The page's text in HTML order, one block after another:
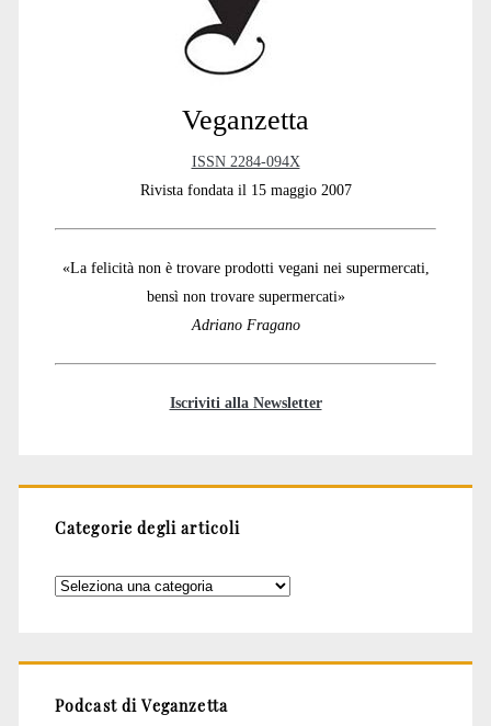
Veganzetta
ISSN 2284-094X
Rivista fondata il 15 maggio 2007
«La felicità non è trovare prodotti vegani nei supermercati,
bensì non trovare supermercati»
Adriano Fragano
Iscriviti alla Newsletter
Categorie degli articoli
Categorie
Podcast di Veganzetta